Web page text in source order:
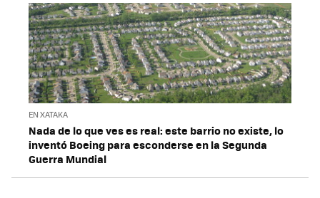
EN XATAKA
Nada de lo que ves es real: este barrio no existe, lo
inventó Boeing para esconderse en la Segunda
Guerra Mundial